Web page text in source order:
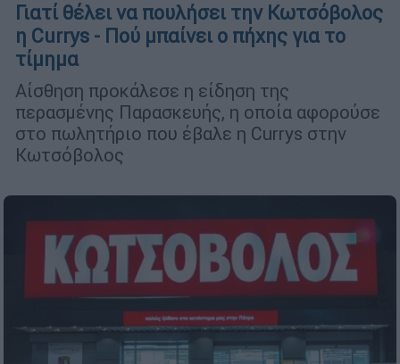
Γιατί θέλει να πουλήσει την Κωτσόβολος
η Currys - Πού μπαίνει ο πήχης για το
τίμημα
Αίσθηση προκάλεσε η είδηση της
περασμένης Παρασκευής, η οποία αφορούσε
στο πωλητήριο που έβαλε η Currys στην
Κωτσόβολος